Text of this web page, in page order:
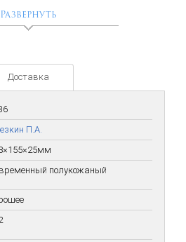
"шашечному мышлению", которое
для практического
теоретических вариантов.
Развернуть
Доставка
П.А.
полукожаный